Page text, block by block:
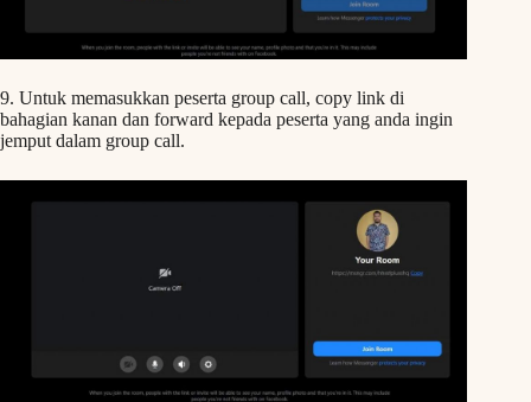
9. Untuk memasukkan peserta group call, copy link di
bahagian kanan dan forward kepada peserta yang anda ingin
jemput dalam group call.